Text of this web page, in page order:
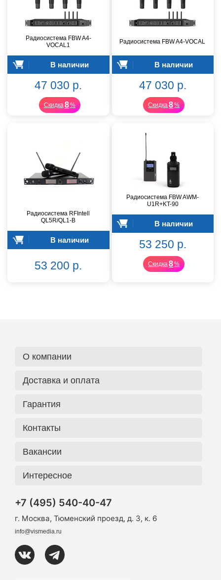
Радиосистема FBW A4-
VOCAL1
В наличии
47 030 р.
Скидка 8%
Радиосистема FBW A4-VOCAL
В наличии
47 030 р.
Скидка 8%
Радиосистема RFIntell
QL5R/QL1-B
В наличии
53 200 р.
Радиосистема FBW AWM-
U1R+KT-90
В наличии
53 250 р.
Скидка 8%
О компании
Доставка и оплата
Гарантия
Контакты
Вакансии
Интересное
+7 (495) 540-40-47
г. Москва, Тюменский проезд, д. 3, к. 6
info@vismedia.ru